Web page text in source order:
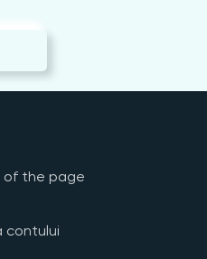
of the page
contului